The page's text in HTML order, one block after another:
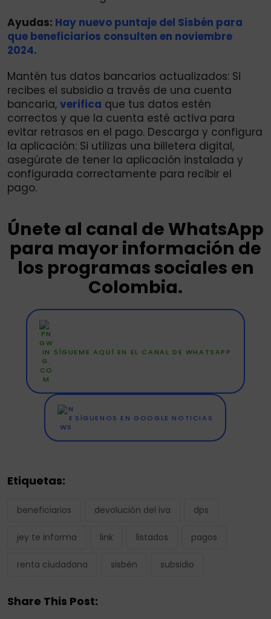
Ayudas: Hay nuevo puntaje del Sisbén para
que beneficiarios consulten en noviembre
2024.
Mantén tus datos bancarios actualizados: Si
recibes el subsidio a través de una cuenta
bancaria, verifica que tus datos estén
correctos y que la cuenta esté activa para
evitar retrasos en el pago. Descarga y configura
la aplicación: Si utilizas una billetera digital,
asegúrate de tener la aplicación instalada y
configurada correctamente para recibir el
pago.
Únete al canal de WhatsApp
para mayor información de
los programas sociales en
Colombia.
SÍGUEME AQUÍ EN EL CANAL DE WHATSAPP
SÍGUENOS EN GOOGLE NOTICIAS
Etiquetas:
beneficiarios devolución del iva dps
jey te informa link listados pagos
renta ciudadana sisbén subsidio
Share This Post: